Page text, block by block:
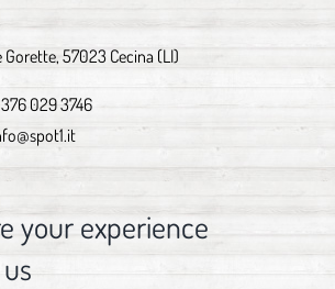
Gorette, 57023 Cecina (LI)
029 3746
your experience